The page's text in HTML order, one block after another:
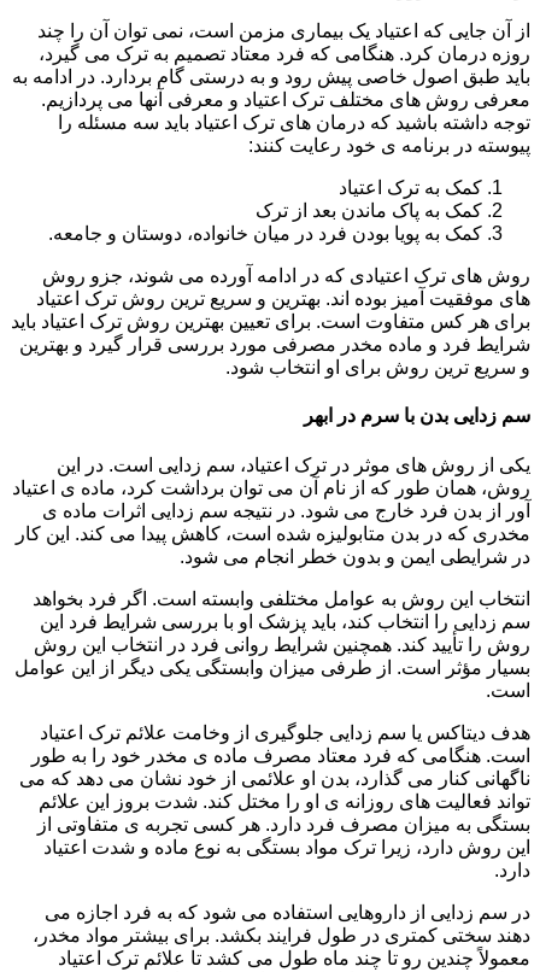
از آن جایی که اعتیاد یک بیماری مزمن است، نمی توان آن را چند
روزه درمان کرد. هنگامی که فرد معتاد تصمیم به ترک می گیرد،
باید طبق اصول خاصی پیش رود و به درستی گام بردارد. در ادامه به
معرفی روش های مختلف ترک اعتیاد و معرفی آنها می پردازیم.
توجه داشته باشید که درمان های ترک اعتیاد باید سه مسئله را
پیوسته در برنامه ی خود رعایت کنند:
کمک به ترک اعتیاد
کمک به پاک ماندن بعد از ترک
کمک به پویا بودن فرد در میان خانواده، دوستان و جامعه.
روش های ترک اعتیادی که در ادامه آورده می شوند، جزو روش
های موفقیت آمیز بوده اند. بهترین و سریع ترین روش ترک اعتیاد
برای هر کس متفاوت است. برای تعیین بهترین روش ترک اعتیاد باید
شرایط فرد و ماده مخدر مصرفی مورد بررسی قرار گیرد و بهترین
و سریع ترین روش برای او انتخاب شود.
سم زدایی بدن با سرم در ابهر
یکی از روش های موثر در ترک اعتیاد، سم زدایی است. در این
روش، همان طور که از نام آن می توان برداشت کرد، ماده ی اعتیاد
آور از بدن فرد خارج می شود. در نتیجه سم زدایی اثرات ماده ی
مخدری که در بدن متابولیزه شده است، کاهش پیدا می کند. این کار
در شرایطی ایمن و بدون خطر انجام می شود.
انتخاب این روش به عوامل مختلفی وابسته است. اگر فرد بخواهد
سم زدایی را انتخاب کند، باید پزشک او با بررسی شرایط فرد این
روش را تأیید کند. همچنین شرایط روانی فرد در انتخاب این روش
بسیار مؤثر است. از طرفی میزان وابستگی یکی دیگر از این عوامل
است.
هدف دیتاکس یا سم زدایی جلوگیری از وخامت علائم ترک اعتیاد
است. هنگامی که فرد معتاد مصرف ماده ی مخدر خود را به طور
ناگهانی کنار می گذارد، بدن او علائمی از خود نشان می دهد که می
تواند فعالیت های روزانه ی او را مختل کند. شدت بروز این علائم
بستگی به میزان مصرف فرد دارد. هر کسی تجربه ی متفاوتی از
این روش دارد، زیرا ترک مواد بستگی به نوع ماده و شدت اعتیاد
دارد.
در سم زدایی از داروهایی استفاده می شود که به فرد اجازه می
دهند سختی کمتری در طول فرایند بکشد. برای بیشتر مواد مخدر،
معمولاً چندین رو تا چند ماه طول می کشد تا علائم ترک اعتیاد